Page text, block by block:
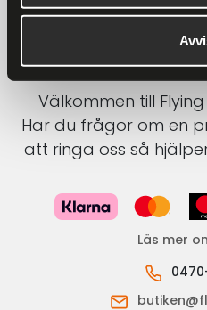
Välkommen till
Har du frågor om en
att ringa oss så
Läs mer